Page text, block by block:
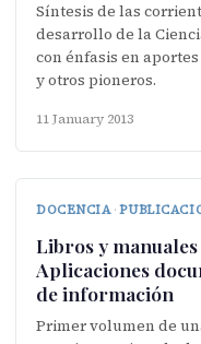
Síntesis de las
desarrollo de la
con énfasis en
y otros pioneros.
11 January 2013
DOCENCIA ·
Libros y
Aplicaciones
de información
Primer volumen de